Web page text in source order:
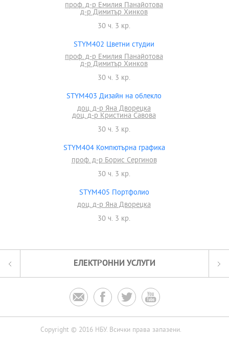
проф. д-р Емилия Панайотова
д-р Димитър Хинков
30 ч. 3 кр.
STYM402 Цветни студии
проф. д-р Емилия Панайотова
д-р Димитър Хинков
30 ч. 3 кр.
STYM403 Дизайн на облекло
доц. д-р Яна Дворецка
доц. д-р Кристина Савова
30 ч. 3 кр.
STYM404 Компютърна графика
проф. д-р Борис Сергинов
30 ч. 3 кр.
STYM405 Портфолио
доц. д-р Яна Дворецка
30 ч. 3 кр.
ЕЛЕКТРОННИ УСЛУГИ
   
Copyright © 2016 НБУ. Всички права запазени.